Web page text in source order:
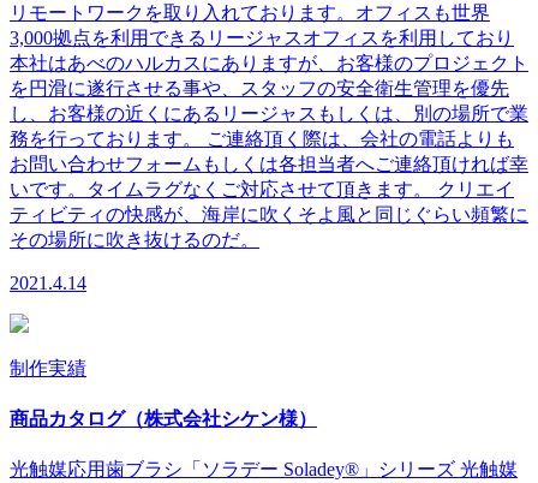
リモートワークを取り入れております。オフィスも世界
3,000拠点を利用できるリージャスオフィスを利用しており
本社はあべのハルカスにありますが、お客様のプロジェクト
を円滑に遂行させる事や、スタッフの安全衛生管理を優先
し、お客様の近くにあるリージャスもしくは、別の場所で業
務を行っております。 ご連絡頂く際は、会社の電話よりも
お問い合わせフォームもしくは各担当者へご連絡頂ければ幸
いです。タイムラグなくご対応させて頂きます。 クリエイ
ティビティの快感が、海岸に吹くそよ風と同じぐらい頻繁に
その場所に吹き抜けるのだ。
2021.4.14
制作実績
商品カタログ（株式会社シケン様）
光触媒応用歯ブラシ「ソラデー Soladey®」シリーズ 光触媒